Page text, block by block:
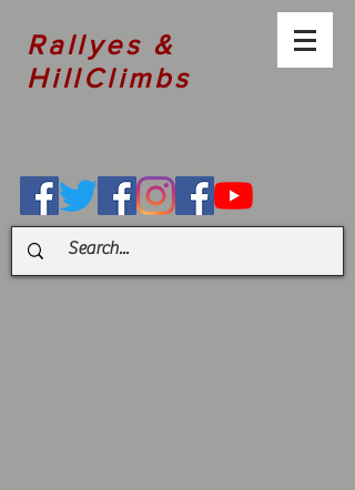
Rallyes &
HillClimbs